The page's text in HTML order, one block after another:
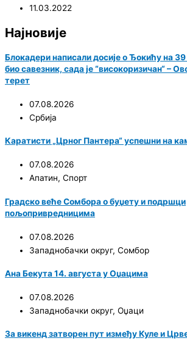
11.03.2022
Најновије
Блокадери написали досије о Ђокићу на
био савезник, сада је “високоризичан“ –
терет
07.08.2026
Србија
Каратисти „Црног Пантера“ успешни на
07.08.2026
Апатин, Спорт
Градско веће Сомбора о буџету и подршци
пољопривредницима
07.08.2026
Западнобачки округ, Сомбор
Ана Бекута 14. августа у Оџацима
07.08.2026
Западнобачки округ, Оџаци
За викенд затворен пут између Куле и